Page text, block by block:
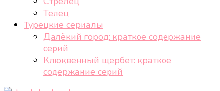
Телец
Турецкие сериалы
Далёкий город: краткое содержание
серий
Клюквенный щербет: краткое
содержание серий